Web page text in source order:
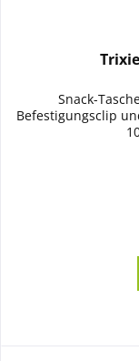
Snack-
Befestigungsclip